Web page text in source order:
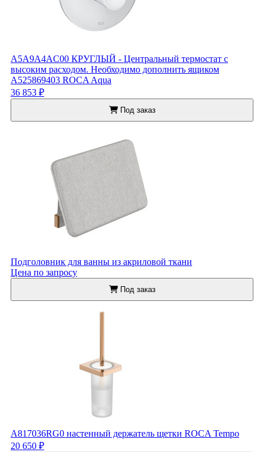
A5A9A4AC00 КРУГЛЫЙ - Центральный термостат с
высоким расходом. Необходимо дополнить ящиком
A525869403 ROCA Aqua
36 853 ₽
Под заказ
Подголовник для ванны из акриловой ткани
Цена по запросу
Под заказ
A817036RG0 настенный держатель щетки ROCA Tempo
20 650 ₽